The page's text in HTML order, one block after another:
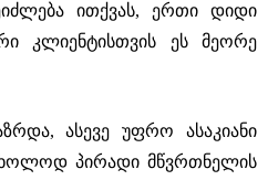
ითქვას, ერთი დიდი
კლიენტისთვის ეს მეორე
ასევე უფრო ასაკიანი
მხოლოდ პირადი მწვრთნელის